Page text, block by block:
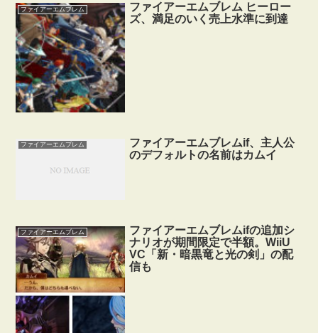
ファイアーエムブレム
ファイアーエムブレム ヒーロー
ズ、満足のいく売上水準に到達
ファイアーエムブレム
ファイアーエムブレムif、主人公
のデフォルトの名前はカムイ
ファイアーエムブレム
ファイアーエムブレムifの追加シ
ナリオが期間限定で半額。WiiU
VC「新・暗黒竜と光の剣」の配
信も